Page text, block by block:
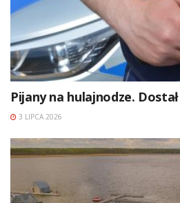
Pijany na hulajnodze.
3 LIPCA 2026